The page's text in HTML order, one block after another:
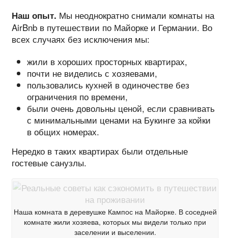
Наш опыт. Мы неоднократно снимали комнаты на
AirBnb в путешествии по Майорке и Германии. Во
всех случаях без исключения мы:
жили в хороших просторных квартирах,
почти не виделись с хозяевами,
пользовались кухней в одиночестве без
ограничения по времени,
были очень довольны ценой, если сравнивать
с минимальными ценами на Букинге за койки
в общих номерах.
Нередко в таких квартирах были отдельные
гостевые санузлы.
Наша комната в деревушке Кампос на Майорке. В соседней
комнате жили хозяева, которых мы видели только при
заселении и выселении.